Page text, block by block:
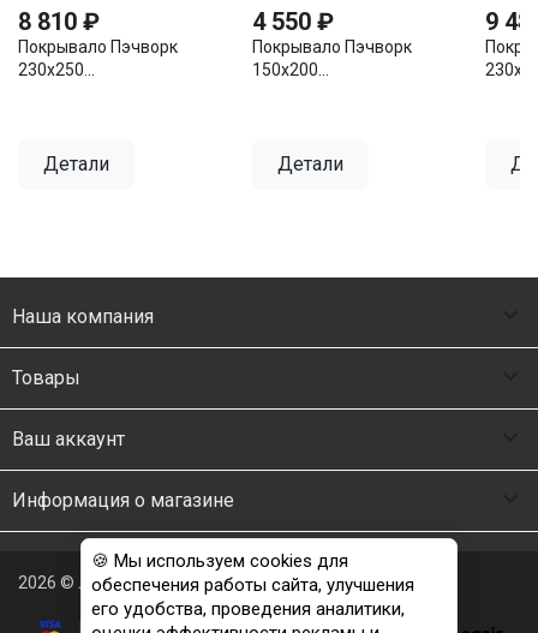
8 810 ₽
Покрывало Пэчворк
230х250...
Детали
4 550 ₽
Покрывало Пэчворк
150х200...
Детали
9
Наша компания
Товары
Ваш аккаунт
Информация о магазине
2026 © Люкс Постель
🍪 Мы используем cookies для
обеспечения работы сайта, улучшения
его удобства, проведения аналитики,